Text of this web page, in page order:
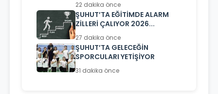
22 dakika önce
ŞUHUT’TA EĞİTİMDE ALARM
ZİLLERİ ÇALIYOR 2026...
27 dakika önce
ŞUHUT’TA GELECEĞİN
SPORCULARI YETİŞİYOR
31 dakika önce